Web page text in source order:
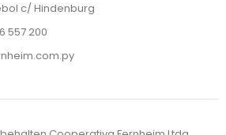
c/ Hindenburg
557 200